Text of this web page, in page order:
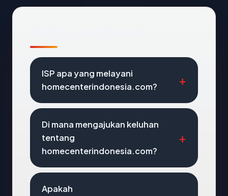
ISP apa yang melayani
homecenterindonesia.com?
Di mana mengajukan keluhan
tentang
homecenterindonesia.com?
Apakah